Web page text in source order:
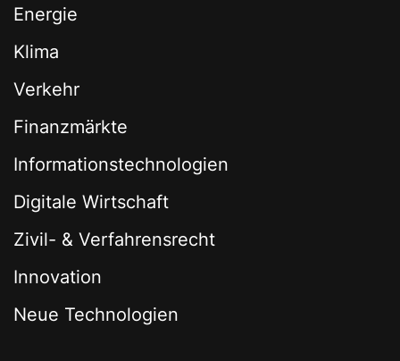
Energie
Klima
Verkehr
Finanzmärkte
Informationstechnologien
Digitale Wirtschaft
Zivil- & Verfahrensrecht
Innovation
Neue Technologien